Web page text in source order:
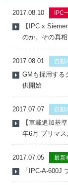
2017.08.10 IPC
【IPC x
のか。その真
2017.08.01 自動
GMも採用する
供開始
2017.07.07 自動
【車載追加基
年6月 プリマス
2017.07.05 最新
「IPC-A-600J